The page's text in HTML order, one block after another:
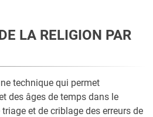
LA RELIGION PAR
technique qui permet
des âges de temps dans le
et de criblage des erreurs de